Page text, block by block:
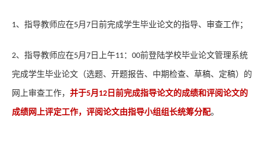
1、 指导教师应在5月 7 日前完成学生毕业论文的指导、审查工作；
2、 指导教师应在5月 7 日上午11： 00前登陆学校毕业论文管理系统
完成学生毕业论文（选题、开题报告、中期检查、草稿、定稿）的
网上审查工作， 并于5月 12 日前完成指导论文的成绩和评阅论文的
成绩网上评定工作，评阅论文由指导小组组长统筹分配。